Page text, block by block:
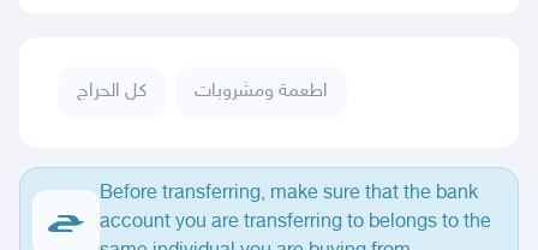
كل الحراج اطعمة ومشروبات
Before transferring, make sure that the bank
account you are transferring to belongs to the